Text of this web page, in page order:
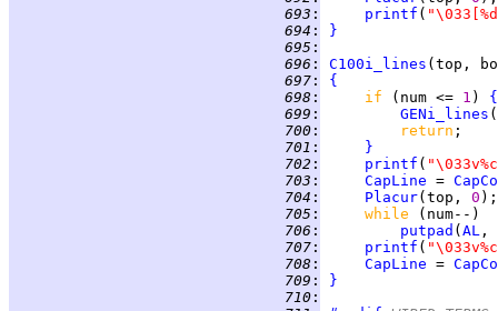
693 : printf (
694 :
}
695 :
696 :
C100i_lines
697 :
{
698 : if (num <= 1 ) {
699 :
GENi_lines
700 : return
701 :
}
702 : printf (
703 : CapLine =
704 : Placur(top, 0
705 : while
706 : putpad ( AL ,
707 : printf (
708 : CapLine =
709 :
}
710 :